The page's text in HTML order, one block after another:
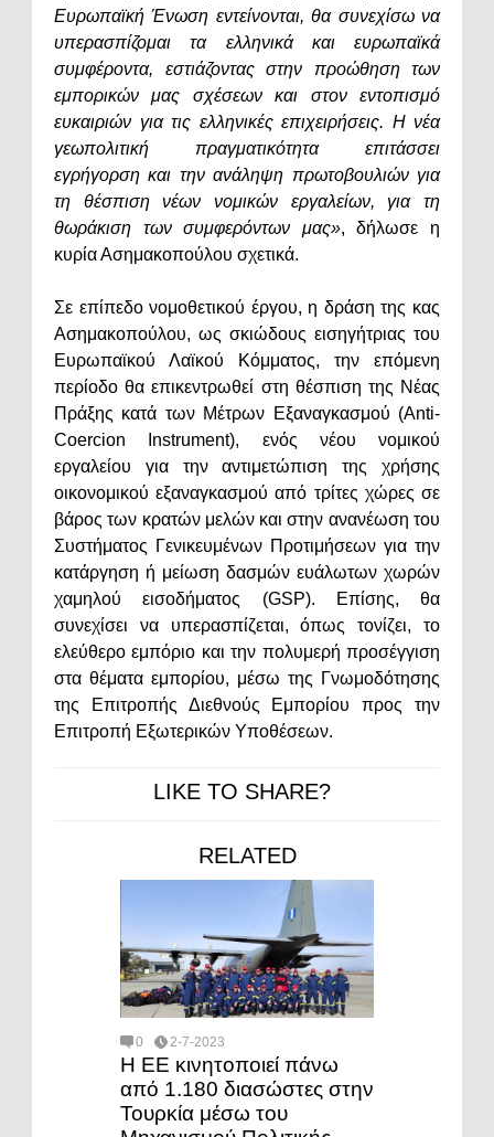
Ευρωπαϊκή Ένωση εντείνονται, θα συνεχίσω να
υπερασπίζομαι τα ελληνικά και ευρωπαϊκά
συμφέροντα, εστιάζοντας στην προώθηση των
εμπορικών μας σχέσεων και στον εντοπισμό
ευκαιριών για τις ελληνικές επιχειρήσεις. Η νέα
γεωπολιτική πραγματικότητα επιτάσσει
εγρήγορση και την ανάληψη πρωτοβουλιών για
τη θέσπιση νέων νομικών εργαλείων, για τη
θωράκιση των συμφερόντων μας», δήλωσε η
κυρία Ασημακοπούλου σχετικά.
Σε επίπεδο νομοθετικού έργου, η δράση της κας
Ασημακοπούλου, ως σκιώδους εισηγήτριας του
Ευρωπαϊκού Λαϊκού Κόμματος, την επόμενη
περίοδο θα επικεντρωθεί στη θέσπιση της Νέας
Πράξης κατά των Μέτρων Εξαναγκασμού (Anti-
Coercion Instrument), ενός νέου νομικού
εργαλείου για την αντιμετώπιση της χρήσης
οικονομικού εξαναγκασμού από τρίτες χώρες σε
βάρος των κρατών μελών και στην ανανέωση του
Συστήματος Γενικευμένων Προτιμήσεων για την
κατάργηση ή μείωση δασμών ευάλωτων χωρών
χαμηλού εισοδήματος (GSP). Επίσης, θα
συνεχίσει να υπερασπίζεται, όπως τονίζει, το
ελεύθερο εμπόριο και την πολυμερή προσέγγιση
στα θέματα εμπορίου, μέσω της Γνωμοδότησης
της Επιτροπής Διεθνούς Εμπορίου προς την
Επιτροπή Εξωτερικών Υποθέσεων.
LIKE TO SHARE?
RELATED
0 2-7-2023
Η ΕΕ κινητοποιεί πάνω
από 1.180 διασώστες στην
Τουρκία μέσω του